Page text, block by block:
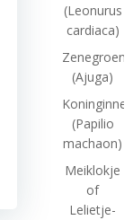
(Leonurus
cardiaca)
Zenegroen
(Ajuga)
(Papilio
machaon)
Meiklokje
of
Lelietje-